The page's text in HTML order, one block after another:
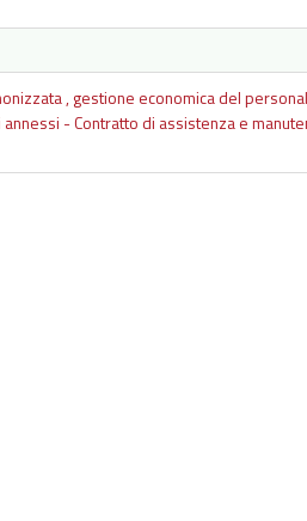
, gestione economica del
- Contratto di assistenza e